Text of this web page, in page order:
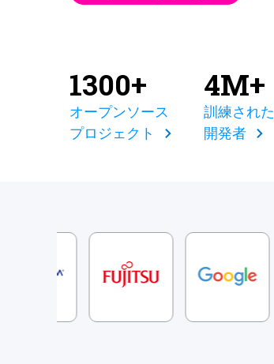
1300+
オープンソース
プロジェクト
4M+
訓練された
開発者